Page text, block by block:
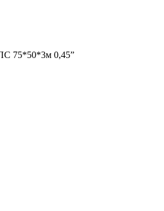
75*50*3м 0,45”